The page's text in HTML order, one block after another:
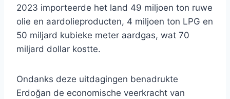
2023 importeerde het land 49 miljoen ton ruwe
olie en aardolieproducten, 4 miljoen ton LPG en
50 miljard kubieke meter aardgas, wat 70
miljard dollar kostte.
Ondanks deze uitdagingen benadrukte
Erdoğan de economische veerkracht van